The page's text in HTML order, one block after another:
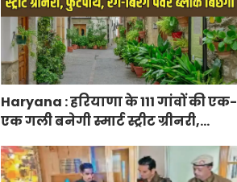
Haryana : हरियाणा के 111 गांवों की एक-
एक गली बनेगी स्मार्ट स्ट्रीट ग्रीनरी,